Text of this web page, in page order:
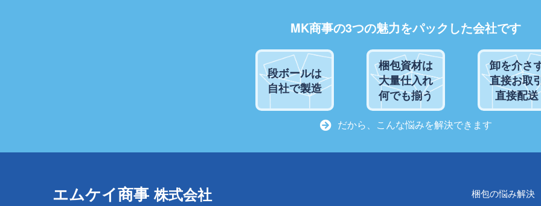
MK商事の3つの魅力をパックした会社です
段ボールは
自社で製造
梱包資材は
大量仕入れ
何でも揃う
卸を介さ
直接お取
直接配送
だから、こんな悩みを解決できます
エムケイ商事 株式会社
梱包の悩み解決